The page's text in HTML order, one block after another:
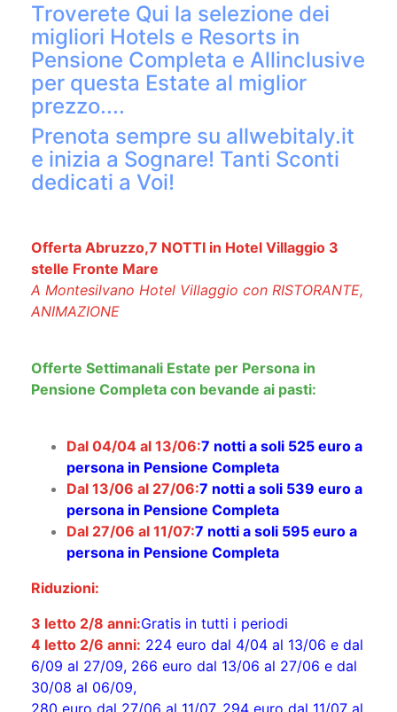
Troverete Qui la selezione dei
migliori Hotels e Resorts in
Pensione Completa e Allinclusive
per questa Estate al miglior
prezzo....
Prenota sempre su allwebitaly.it
e inizia a Sognare! Tanti Sconti
dedicati a Voi!
Offerta Abruzzo,7 NOTTI in Hotel Villaggio 3
stelle Fronte Mare
A Montesilvano Hotel Villaggio con RISTORANTE,
ANIMAZIONE
Offerte Settimanali Estate per Persona in
Pensione Completa con bevande ai pasti:
Dal 04/04 al 13/06:7 notti a soli 525 euro a
persona in Pensione Completa
Dal 13/06 al 27/06:7 notti a soli 539 euro a
persona in Pensione Completa
Dal 27/06 al 11/07:7 notti a soli 595 euro a
persona in Pensione Completa
Riduzioni:
3 letto 2/8 anni:Gratis in tutti i periodi
4 letto 2/6 anni: 224 euro dal 4/04 al 13/06 e dal
6/09 al 27/09, 266 euro dal 13/06 al 27/06 e dal
30/08 al 06/09,